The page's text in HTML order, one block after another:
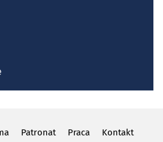
Patronat Praca
Kontakt